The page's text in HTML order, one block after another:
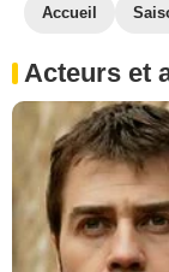
Accueil
Acteurs et